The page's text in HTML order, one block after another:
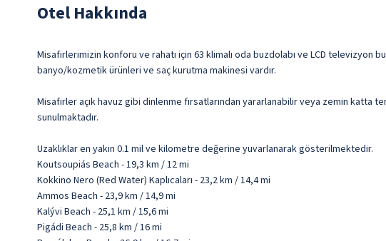
Otel Hakkında
Misafirlerimizin konforu ve rahatı için 63 klimalı oda buzdolabı ve LCD
banyo/kozmetik ürünleri ve saç kurutma makinesi vardır.
Misafirler açık havuz gibi dinlenme fırsatlarından yararlanabilir veya zemin
sunulmaktadır.
Uzaklıklar en yakın 0.1 mil ve kilometre değerine yuvarlanarak gösterilmektedir.
Koutsoupiás Beach - 19,3 km / 12 mi
Kokkino Nero (Red Water) Kaplıcaları - 23,2 km / 14,4 mi
Ammos Beach - 23,9 km / 14,9 mi
Kalývi Beach - 25,1 km / 15,6 mi
Pigádi Beach - 25,8 km / 16 mi